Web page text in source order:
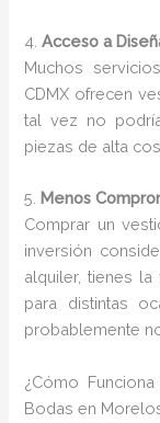
4.Acceso a
Muchos
CDMX ofrecen
tal vez no
piezas de alta
5. Menos
Comprar un
inversión
alquiler, tienes
para distintas
probablemente
¿Cómo
Bodas en